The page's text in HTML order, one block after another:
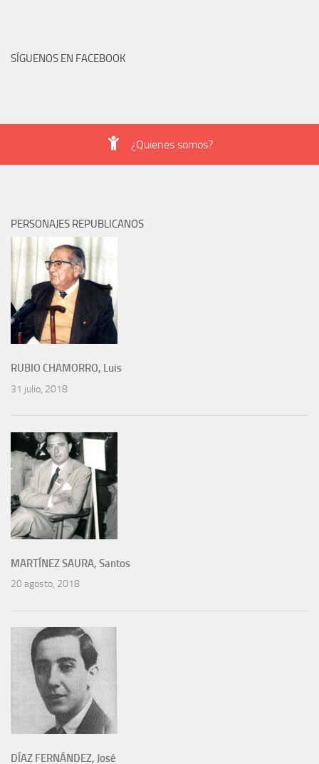
SÍGUENOS EN FACEBOOK
¿Quienes somos?
PERSONAJES REPUBLICANOS
RUBIO CHAMORRO, Luis
31 julio, 2018
MARTÍNEZ SAURA, Santos
20 agosto, 2018
DÍAZ FERNÁNDEZ, José